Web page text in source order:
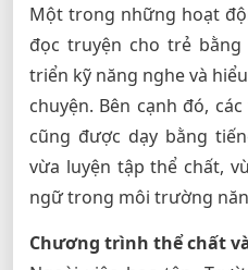
Một trong những hoạt
đọc truyện cho trẻ
triển kỹ năng nghe và
chuyện. Bên cạnh đó,
cũng được dạy bằng
vừa luyện tập thể chất,
ngữ trong môi trường
Chương trình thể chất